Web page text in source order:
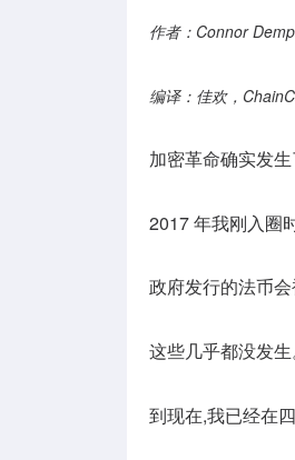
作者：Connor
编译：佳欢，
加密革命确实发
2017 年我刚入圈
政府发行的法币
这些几乎都没发生
到现在,我已经在